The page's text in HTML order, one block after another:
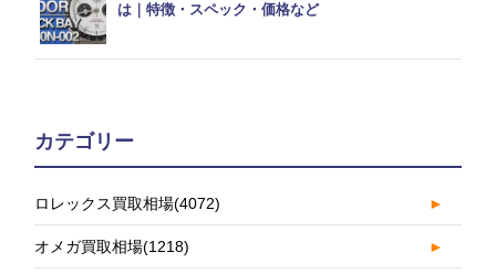
は｜特徴・スペック・価格など
カテゴリー
ロレックス買取相場(4072) ►
オメガ買取相場(1218) ►